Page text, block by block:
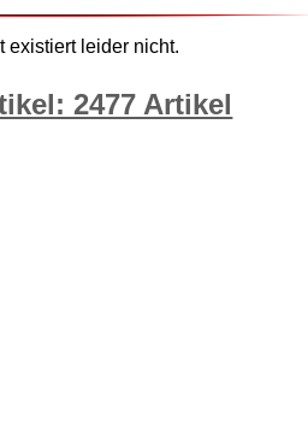
existiert leider nicht.
2477 Artikel